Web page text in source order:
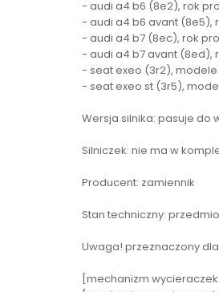
- audi a4 b6 (8e2), rok
- audi a4 b6 avant (8e5),
- audi a4 b7 (8ec), rok
- audi a4 b7 avant (8ed),
- seat exeo (3r2),
- seat exeo st (3r5),
Wersja silnika: pasuje do
Silniczek: nie ma w
Producent: zamiennik
Stan techniczny:
Uwaga! przeznaczony
[mechanizm